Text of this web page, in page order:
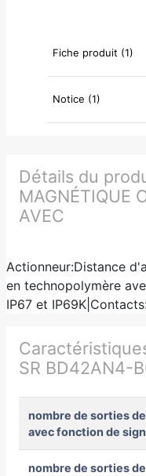
Fiche produit (1)
Notice (1)
Détails du
MAGNÉTIQUE
AVEC
Actionneur:Distance
en technopolymère
IP67 et
SR BD42AN4-
nombre de sorties
avec fonction de
nombre de sorties